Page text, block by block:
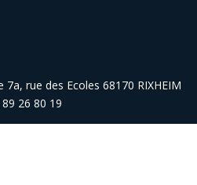
7a, rue des Ecoles 68170 RIXHEIM
26 80 19